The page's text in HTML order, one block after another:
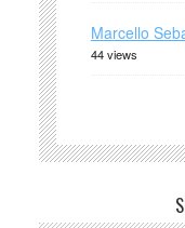
Marcello
44 views